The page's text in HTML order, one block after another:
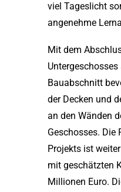
viel Tageslicht
angenehme
Mit dem
Bauabschnitt
der Decken und
an den Wänden
Geschosses. Die
Projekts ist
mit geschätzten
Millionen Euro.